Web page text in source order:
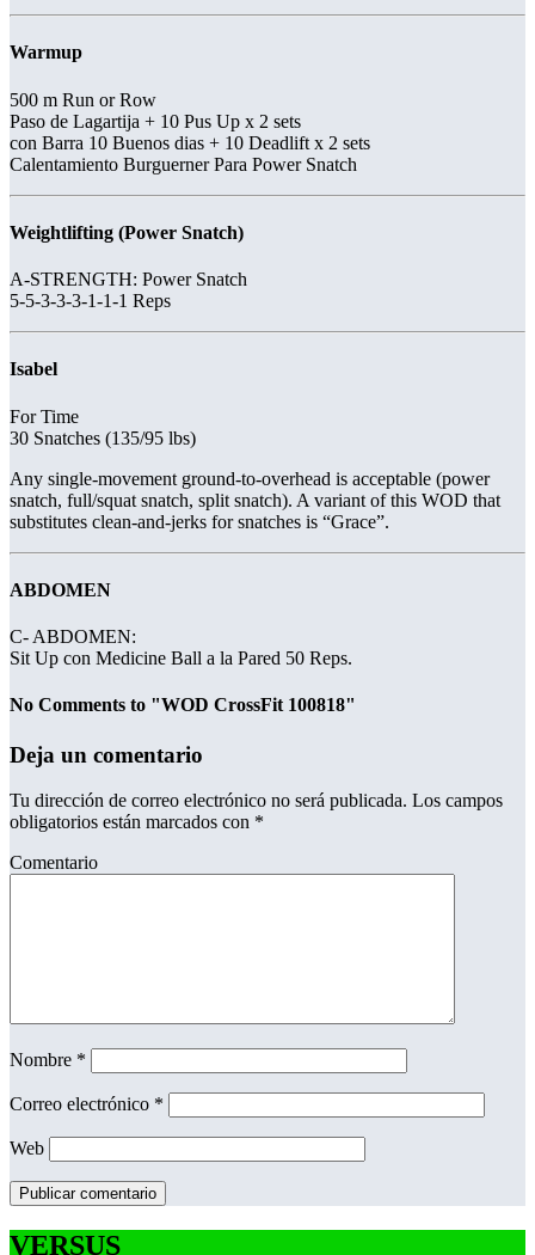
Warmup
500 m Run or Row
Paso de Lagartija + 10 Pus Up x 2 sets
con Barra 10 Buenos dias + 10 Deadlift x 2 sets
Calentamiento Burguerner Para Power Snatch
Weightlifting (Power Snatch)
A-STRENGTH: Power Snatch
5-5-3-3-3-1-1-1 Reps
Isabel
For Time
30 Snatches (135/95 lbs)
Any single-movement ground-to-overhead is acceptable (power
snatch, full/squat snatch, split snatch). A variant of this WOD that
substitutes clean-and-jerks for snatches is “Grace”.
ABDOMEN
C- ABDOMEN:
Sit Up con Medicine Ball a la Pared 50 Reps.
No Comments to "WOD CrossFit 100818"
Deja un comentario
Tu dirección de correo electrónico no será publicada. Los campos
obligatorios están marcados con *
Comentario
Nombre *
Correo electrónico *
Web
VERSUS